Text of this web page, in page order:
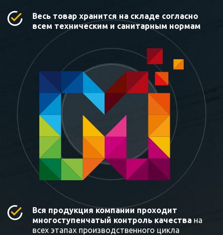
Весь товар хранится на складе согласно
всем техническим и санитарным нормам
Вся продукция компании проходит
многоступенчатый контроль качества на
всех этапах производственного цикла